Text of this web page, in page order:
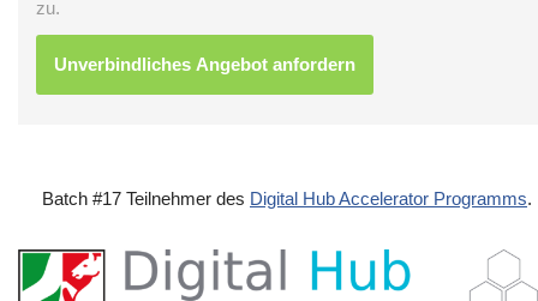
zu.
Batch #17 Teilnehmer des Digital Hub Accelerator Programms.